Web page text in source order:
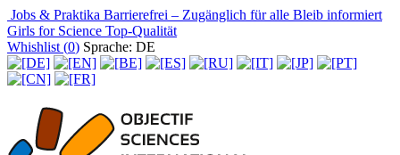
Jobs & Praktika Barrierefrei – Zugänglich für alle Bleib informiert
Girls for Science Top-Qualität
Whishlist (0) Sprache: DE